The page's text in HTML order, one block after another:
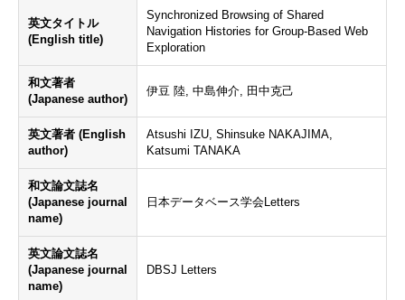
英文タイトル
(English title)
Synchronized Browsing of Shared
Navigation Histories for Group-Based Web
Exploration
和文著者
(Japanese author)
伊豆 陸, 中島伸介, 田中克己
英文著者 (English
author)
Atsushi IZU, Shinsuke NAKAJIMA,
Katsumi TANAKA
和文論文誌名
(Japanese journal
name)
日本データベース学会Letters
英文論文誌名
(Japanese journal
name)
DBSJ Letters